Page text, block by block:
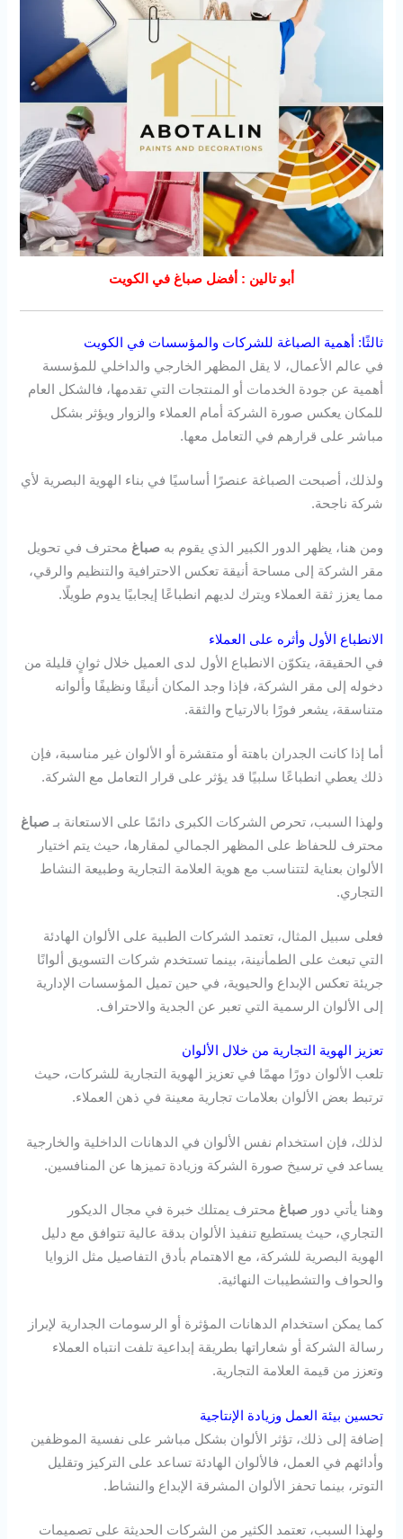
أبو تالين : أفضل صباغ في الكويت
ثالثًا: أهمية الصباغة للشركات والمؤسسات في الكويت
في عالم الأعمال، لا يقل المظهر الخارجي والداخلي للمؤسسة
أهمية عن جودة الخدمات أو المنتجات التي تقدمها، فالشكل العام
للمكان يعكس صورة الشركة أمام العملاء والزوار ويؤثر بشكل
مباشر على قرارهم في التعامل معها.
ولذلك، أصبحت الصباغة عنصرًا أساسيًا في بناء الهوية البصرية لأي
شركة ناجحة.
ومن هنا، يظهر الدور الكبير الذي يقوم به صباغ محترف في تحويل
مقر الشركة إلى مساحة أنيقة تعكس الاحترافية والتنظيم والرقي،
مما يعزز ثقة العملاء ويترك لديهم انطباعًا إيجابيًا يدوم طويلًا.
الانطباع الأول وأثره على العملاء
في الحقيقة، يتكوّن الانطباع الأول لدى العميل خلال ثوانٍ قليلة من
دخوله إلى مقر الشركة، فإذا وجد المكان أنيقًا ونظيفًا وألوانه
متناسقة، يشعر فورًا بالارتياح والثقة.
أما إذا كانت الجدران باهتة أو متقشرة أو الألوان غير مناسبة، فإن
ذلك يعطي انطباعًا سلبيًا قد يؤثر على قرار التعامل مع الشركة.
ولهذا السبب، تحرص الشركات الكبرى دائمًا على الاستعانة بـ صباغ
محترف للحفاظ على المظهر الجمالي لمقارها، حيث يتم اختيار
الألوان بعناية لتتناسب مع هوية العلامة التجارية وطبيعة النشاط
التجاري.
فعلى سبيل المثال، تعتمد الشركات الطبية على الألوان الهادئة
التي تبعث على الطمأنينة، بينما تستخدم شركات التسويق ألوانًا
جريئة تعكس الإبداع والحيوية، في حين تميل المؤسسات الإدارية
إلى الألوان الرسمية التي تعبر عن الجدية والاحتراف.
تعزيز الهوية التجارية من خلال الألوان
تلعب الألوان دورًا مهمًا في تعزيز الهوية التجارية للشركات، حيث
ترتبط بعض الألوان بعلامات تجارية معينة في ذهن العملاء.
لذلك، فإن استخدام نفس الألوان في الدهانات الداخلية والخارجية
يساعد في ترسيخ صورة الشركة وزيادة تميزها عن المنافسين.
وهنا يأتي دور صباغ محترف يمتلك خبرة في مجال الديكور
التجاري، حيث يستطيع تنفيذ الألوان بدقة عالية تتوافق مع دليل
الهوية البصرية للشركة، مع الاهتمام بأدق التفاصيل مثل الزوايا
والحواف والتشطيبات النهائية.
كما يمكن استخدام الدهانات المؤثرة أو الرسومات الجدارية لإبراز
رسالة الشركة أو شعاراتها بطريقة إبداعية تلفت انتباه العملاء
وتعزز من قيمة العلامة التجارية.
تحسين بيئة العمل وزيادة الإنتاجية
إضافة إلى ذلك، تؤثر الألوان بشكل مباشر على نفسية الموظفين
وأدائهم في العمل، فالألوان الهادئة تساعد على التركيز وتقليل
التوتر، بينما تحفز الألوان المشرقة الإبداع والنشاط.
ولهذا السبب، تعتمد الكثير من الشركات الحديثة على تصميمات